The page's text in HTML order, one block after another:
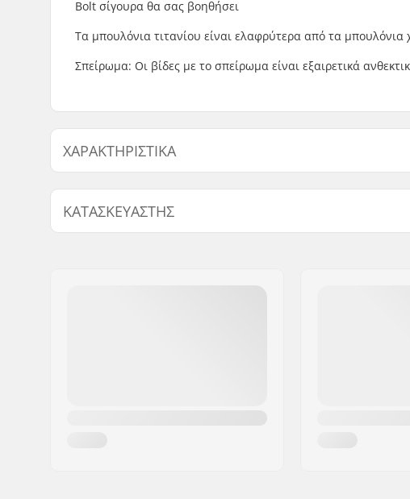
Bolt σίγουρα θα σας βοηθήσει
Τα μπουλόνια τιτανίου είναι ελαφρύτερα από τα μπουλόνια
Σπείρωμα: Οι βίδες με το σπείρωμα είναι εξαιρετικά
ΧΑΡΑΚΤΗΡΙΣΤΙΚΆ
Βάρος: 7.6g
ΚΑΤΑΣΚΕΥΑΣΤΉΣ